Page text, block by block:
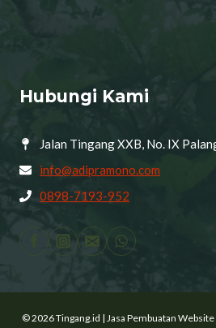
Hubungi Kami
Jalan Tingang XXB, No. IX
info@adipramono.com
0898-7193-952
© 2026 Tingang.id | Jasa Pembuatan Website